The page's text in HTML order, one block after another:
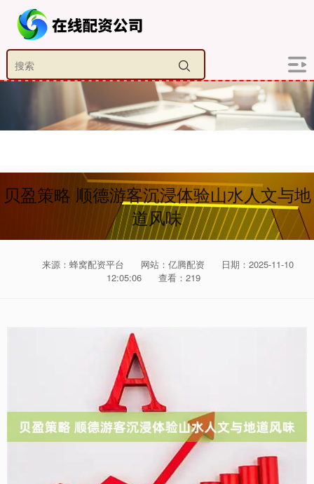
贝盈策略 顺德游客沉浸体验山水人文与地
道风味
来源：蜂窝配资平台 网站：亿腾配资
日期：2025-11-10
12:05:06
查看：219